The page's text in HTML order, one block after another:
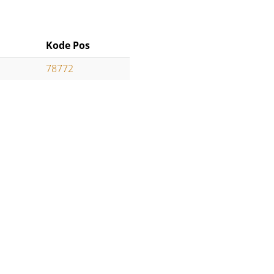
Kode Pos
78772